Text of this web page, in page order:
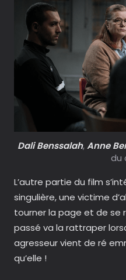
Dali Benssalah,Anne
du
L’autre partie du film
singulière, une victime
tourner la page et de se
passé va la rattraper
agresseur vient de ré
qu’elle !